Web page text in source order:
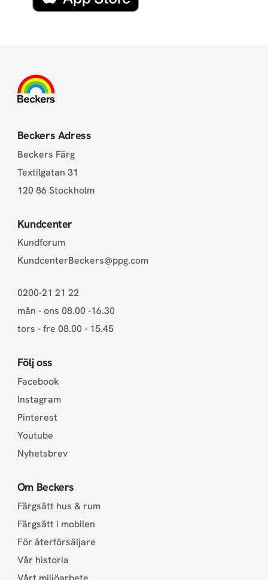
Beckers Adress
Beckers Färg
Textilgatan 31
120 86 Stockholm
Kundcenter
Kundforum
KundcenterBeckers@ppg.com
0200-21 21 22
mån - ons 08.00 -16.30
tors - fre 08.00 - 15.45
Följ oss
Facebook
Instagram
Pinterest
Youtube
Nyhetsbrev
Om Beckers
Färgsätt hus & rum
Färgsätt i mobilen
För återförsäljare
Vår historia